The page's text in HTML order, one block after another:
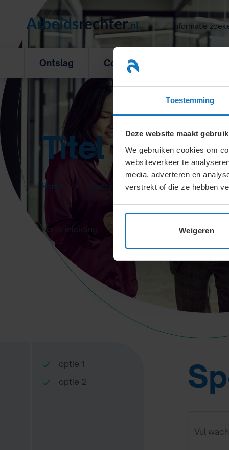
Toestemming
Deze website maakt
We gebruiken cookies om
websiteverkeer te
media, adverteren en
verstrekt of die ze hebben
Weigeren
Informatie
Ontslag Concurrentiebeding
Titel
Home Specialisten Informatie
Korte inleiding
optie 1
optie 2